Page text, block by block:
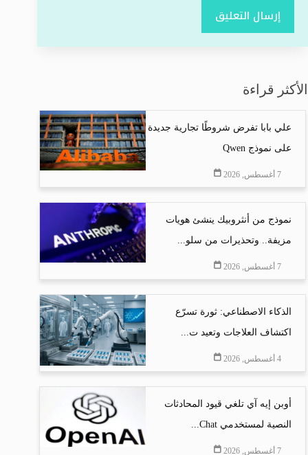
إرسال التعليق
الأكثر قراءة
علي بابا تفرض شروطًا تجارية جديدة
على نموذج Qwen
7 أغسطس, 2026
نموذج من أنثروبيك ينشئ هويات
مزيفة.. وتحذيرات من سلو...
7 أغسطس, 2026
الذكاء الاصطناعي: ثورة تسرّع
اكتشاف العلاجات وتعيد ت...
4 أغسطس, 2026
أوبن إيه آي تلغي قيود المحادثات
النصية لمستخدمي Chat...
7 أغسطس, 2026